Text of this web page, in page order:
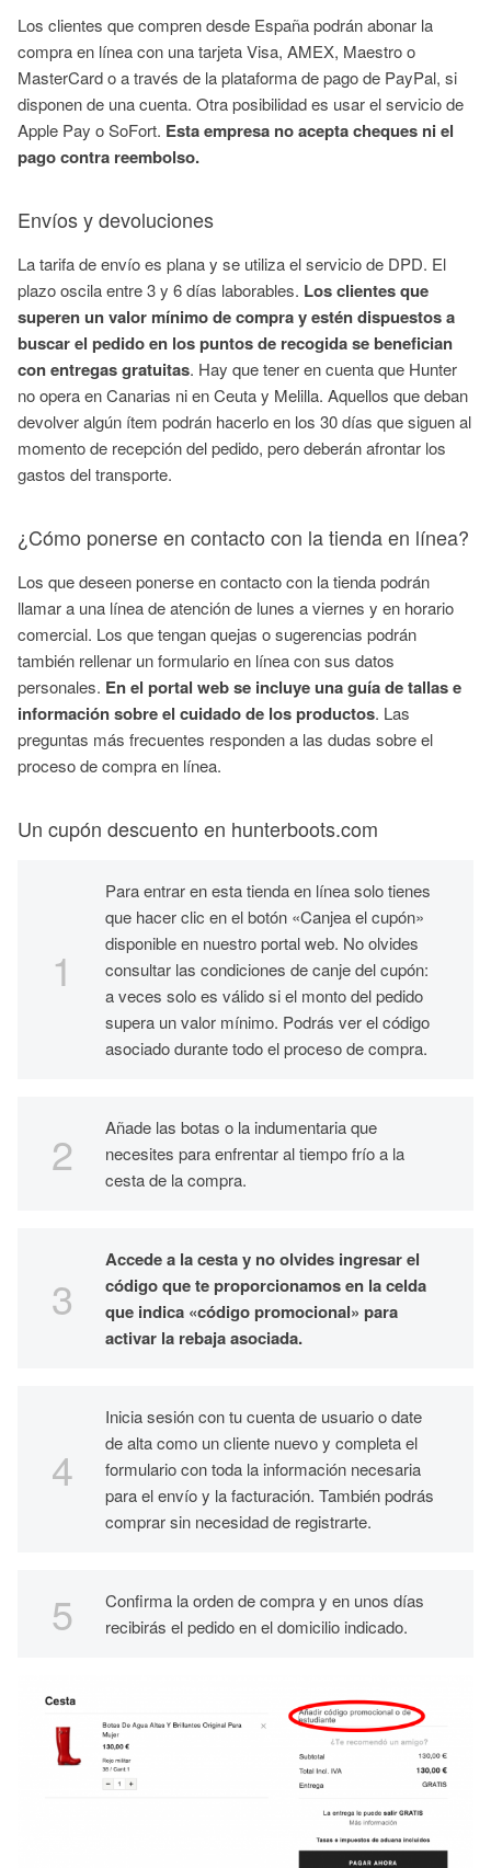
Los clientes que compren desde España podrán abonar la
compra en línea con una tarjeta Visa, AMEX, Maestro o
MasterCard o a través de la plataforma de pago de PayPal, si
disponen de una cuenta. Otra posibilidad es usar el servicio de
Apple Pay o SoFort. Esta empresa no acepta cheques ni el
pago contra reembolso.
Envíos y devoluciones
La tarifa de envío es plana y se utiliza el servicio de DPD. El
plazo oscila entre 3 y 6 días laborables. Los clientes que
superen un valor mínimo de compra y estén dispuestos a
buscar el pedido en los puntos de recogida se benefician
con entregas gratuitas. Hay que tener en cuenta que Hunter
no opera en Canarias ni en Ceuta y Melilla. Aquellos que deban
devolver algún ítem podrán hacerlo en los 30 días que siguen al
momento de recepción del pedido, pero deberán afrontar los
gastos del transporte.
¿Cómo ponerse en contacto con la tienda en línea?
Los que deseen ponerse en contacto con la tienda podrán
llamar a una línea de atención de lunes a viernes y en horario
comercial. Los que tengan quejas o sugerencias podrán
también rellenar un formulario en línea con sus datos
personales. En el portal web se incluye una guía de tallas e
información sobre el cuidado de los productos. Las
preguntas más frecuentes responden a las dudas sobre el
proceso de compra en línea.
Un cupón descuento en hunterboots.com
Para entrar en esta tienda en línea solo tienes
que hacer clic en el botón «Canjea el cupón»
disponible en nuestro portal web. No olvides
consultar las condiciones de canje del cupón:
a veces solo es válido si el monto del pedido
supera un valor mínimo. Podrás ver el código
asociado durante todo el proceso de compra.
Añade las botas o la indumentaria que
necesites para enfrentar al tiempo frío a la
cesta de la compra.
Accede a la cesta y no olvides ingresar el
código que te proporcionamos en la celda
que indica «código promocional» para
activar la rebaja asociada.
Inicia sesión con tu cuenta de usuario o date
de alta como un cliente nuevo y completa el
formulario con toda la información necesaria
para el envío y la facturación. También podrás
comprar sin necesidad de registrarte.
Confirma la orden de compra y en unos días
recibirás el pedido en el domicilio indicado.